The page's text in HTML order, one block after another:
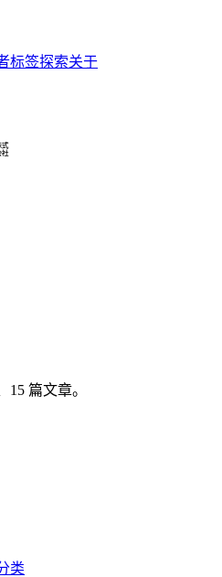
标签探索关于
15 篇文章。
类